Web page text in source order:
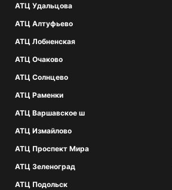
АТЦ Удальцова
АТЦ Алтуфьево
АТЦ Лобненская
АТЦ Очаково
АТЦ Солнцево
АТЦ Раменки
АТЦ Варшавское ш
АТЦ Измайлово
АТЦ Проспект Мира
АТЦ Зеленоград
АТЦ Подольск